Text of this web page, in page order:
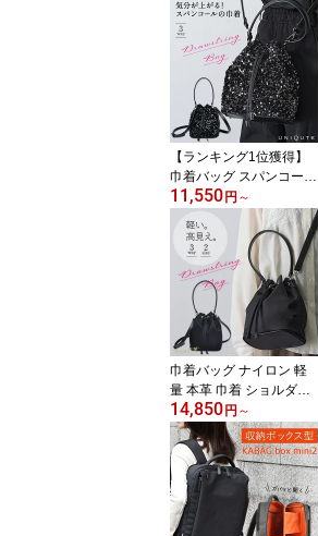
【ランキング1位獲得】
巾着バッグ スパンコール
巾着 ショルダー 斜めが
け 大人 小さめ ショルダ
ーバッグ バケツ型バッグ
ミニバッグ レディース
バッグ キラキラ パーテ
ィーバッグ 結婚式 二次
会 3WAY 肩掛け 軽量 お
しゃれ 送料無料 ユニキ
ュート uniqute uq132
11,550円 ～
巾着バッグ ナイロン 軽
量 本革 巾着 ショルダー
斜めがけ 大人 小さめ 撥
水 ショルダーバッグ ワ
ンショルダー バケツ型バ
ッグ 浴衣 レディース バ
ッグ 肩掛け きれいめ 30
代 40代 50代 2WAY 3WA
Y おしゃれ 高見え シン
14,850円 ～